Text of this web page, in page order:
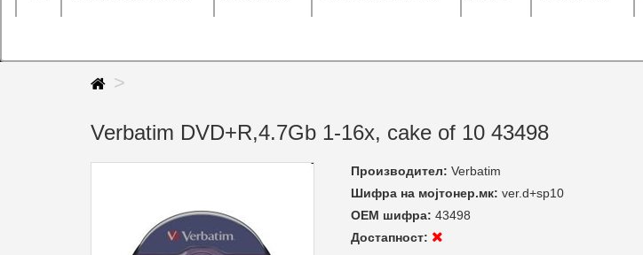
Verbatim DVD+R,4.7Gb 1-16x, cake of 10 43498
Производител: Verbatim
Шифра на мојтонер.мк: ver.d+sp10
ОЕМ шифра: 43498
Достапност: